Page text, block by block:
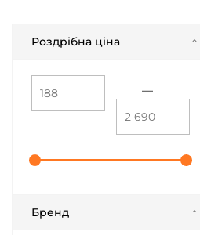
Роздрібна ціна
—
Бренд